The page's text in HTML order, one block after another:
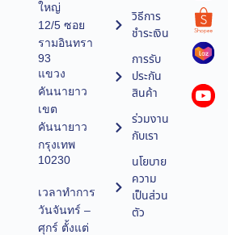
ใหญ่
12/5 ซอย
รามอินทรา
93
แขวง
คันนายาว
เขต
คันนายาว
กรุงเทพ
10230
เวลาทำการ
วันจันทร์ –
ศุกร์ ตั้งแต่
วิธีการ
ชำระเงิน
การรับ
ประกัน
สินค้า
ร่วมงาน
กับเรา
นโยบาย
ความ
เป็นส่วน
ตัว